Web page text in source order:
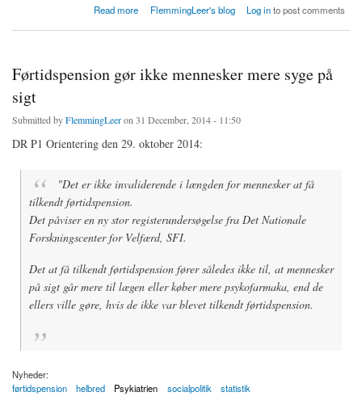
Read more
about Psykiatrien i Region Syddanmark hårdt ramt af udeblivelser
FlemmingLeer's blog Log into post comments
Førtidspension gør ikke mennesker mere syge på
sigt
Submitted byFlemmingLeeron 31 December, 2014 - 11:50
DR P1 Orientering den 29. oktober 2014:
"Det er ikke invaliderende i længden for mennesker at få
tilkendt førtidspension.
Det påviser en ny stor registerundersøgelse fra Det Nationale
Forskningscenter for Velfærd, SFI.
Det at få tilkendt førtidspension fører således ikke til, at mennesker
på sigt går mere til lægen eller køber mere psykofarmaka, end de
ellers ville gøre, hvis de ikke var blevet tilkendt førtidspension.
Nyheder:
førtidspension
helbred Psykiatrien socialpolitik statistik